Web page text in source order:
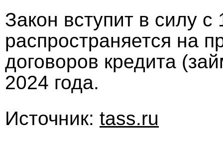
Закон вступит в силу с
распространяется на
договоров кредита
2024 года.
Источник: tass.ru